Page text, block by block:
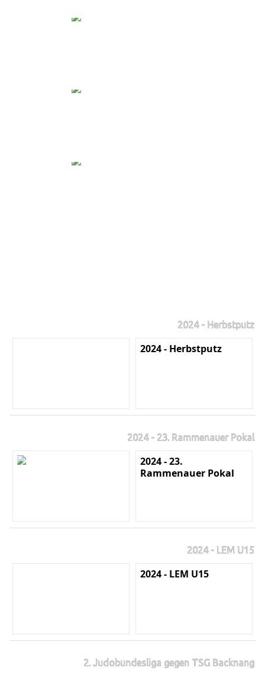
2024 - Herbstputz
2024 - Herbstputz
2024 - 23. Rammenauer Pokal
2024 - 23.
Rammenauer Pokal
2024 - LEM U15
2024 - LEM U15
2. Judobundesliga gegen TSG Backnang